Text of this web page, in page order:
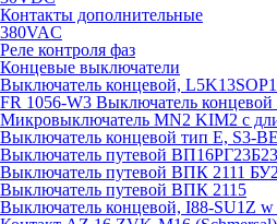
Контакты дополнительные
380VAC
Реле контроля фаз
Концевые выключатели
Выключатель концевой,
FR 1056-W3 Выключатель
Микровыключатель MN2 KIM2 с
Выключатель концевой тип Е, S3-
Выключатель путевой
Выключатель путевой ВПК 2111
Выключатель путевой ВПК 2115
Выключатель концевой, I88-SU1Z